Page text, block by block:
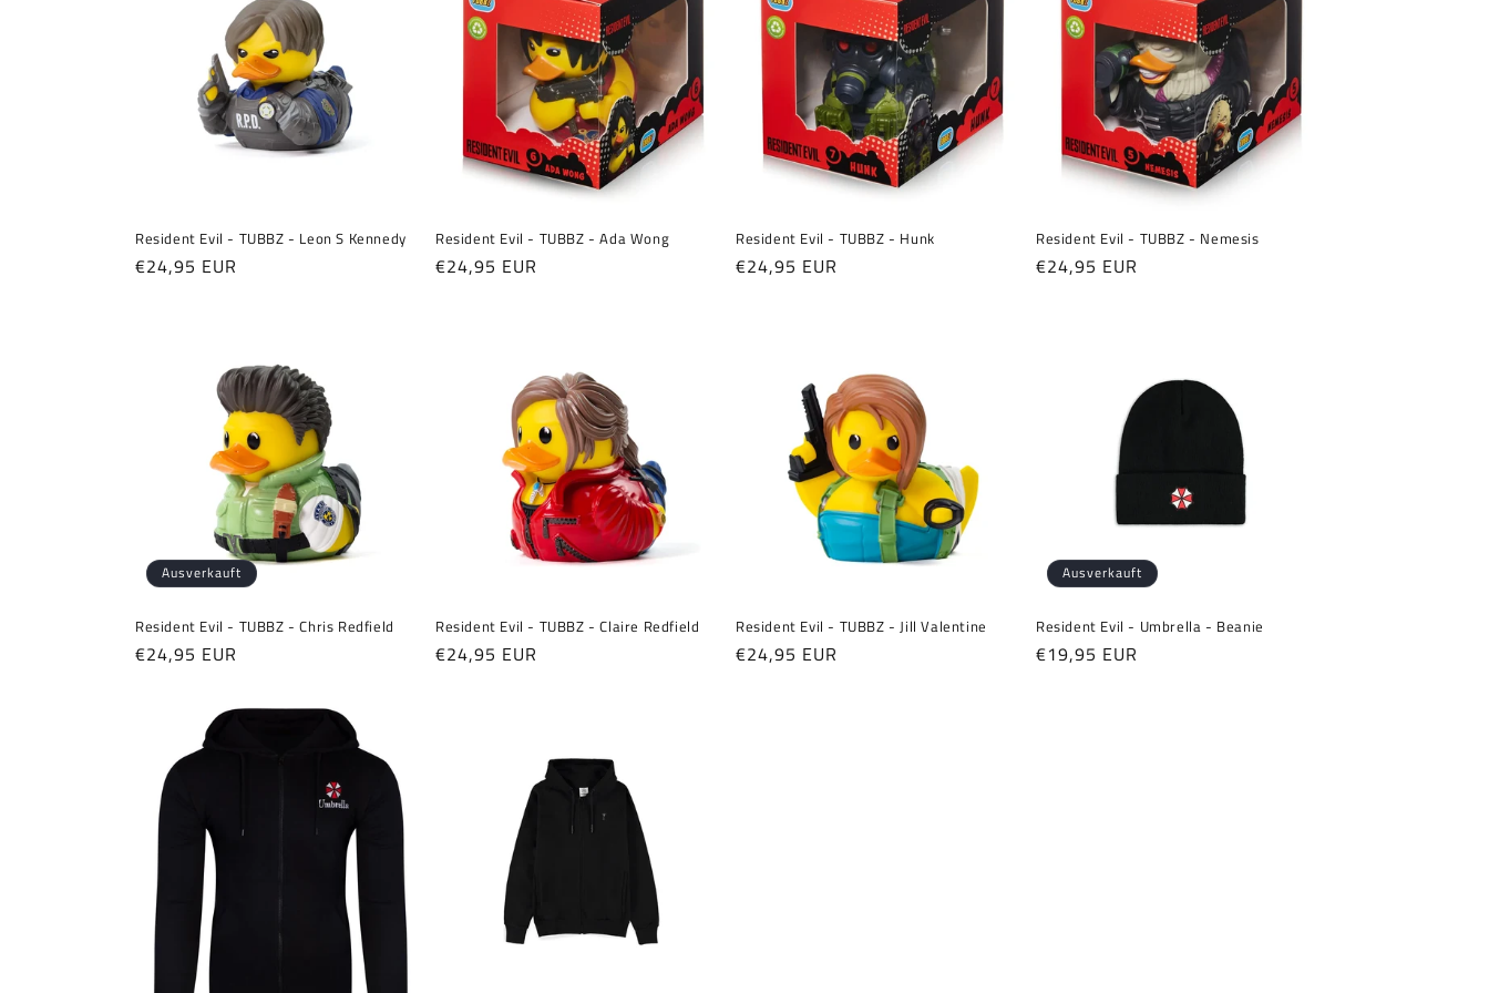
e
:
Resident Evil - TUBBZ - Leon S Kennedy
Normaler
€24,95 EUR
Resident Evil - TUBBZ - Ada Wong
Normaler
€24,95 EUR
Resident Evil - TUBBZ - Hunk
Normaler
€24,95 EUR
Resident Evil - TUBBZ - Nemesis
Normaler
€24,95 EUR
Ausverkauft
Resident Evil - TUBBZ - Chris Redfield
Normaler
€24,95 EUR
Resident Evil - TUBBZ - Claire Redfield
Normaler
€24,95 EUR
Resident Evil - TUBBZ - Jill Valentine
Normaler
€24,95 EUR
Ausverkauft
Resident Evil - Umbrella - Beanie
Normaler
€19,95 EUR